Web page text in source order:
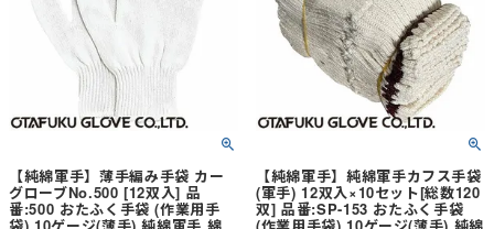
【純綿軍手】薄手編み手袋 カー
グローブNo.500 [12双入] 品
番:500 おたふく手袋 (作業用手
袋) 10ゲージ(薄手) 純綿軍手 綿
【純綿軍手】純綿軍手カフス手袋
(軍手) 12双入×10セット[総数120
双] 品番:SP-153 おたふく手袋
(作業用手袋) 10ゲージ(薄手) 純綿